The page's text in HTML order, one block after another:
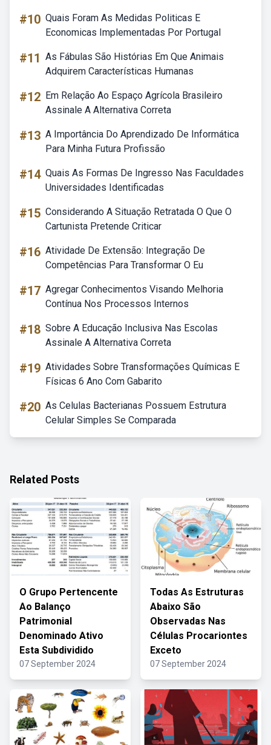
#10 Quais Foram As Medidas Politicas E
Economicas Implementadas Por Portugal
#11 As Fábulas São Histórias Em Que Animais
Adquirem Características Humanas
#12 Em Relação Ao Espaço Agrícola Brasileiro
Assinale A Alternativa Correta
#13 A Importância Do Aprendizado De Informática
Para Minha Futura Profissão
#14 Quais As Formas De Ingresso Nas Faculdades
Universidades Identificadas
#15 Considerando A Situação Retratada O Que O
Cartunista Pretende Criticar
#16 Atividade De Extensão: Integração De
Competências Para Transformar O Eu
#17 Agregar Conhecimentos Visando Melhoria
Contínua Nos Processos Internos
#18 Sobre A Educação Inclusiva Nas Escolas
Assinale A Alternativa Correta
#19 Atividades Sobre Transformações Químicas E
Físicas 6 Ano Com Gabarito
#20 As Celulas Bacterianas Possuem Estrutura
Celular Simples Se Comparada
Related Posts
O Grupo Pertencente
Ao Balanço
Patrimonial
Denominado Ativo
Esta Subdividido
07 September 2024
Todas As Estruturas
Abaixo São
Observadas Nas
Células Procariontes
Exceto
07 September 2024